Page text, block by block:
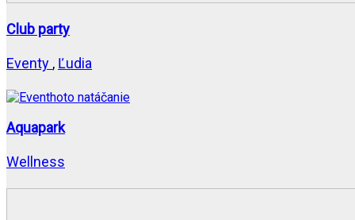
Club party
Eventy , Ľudia
Aquapark
Wellness